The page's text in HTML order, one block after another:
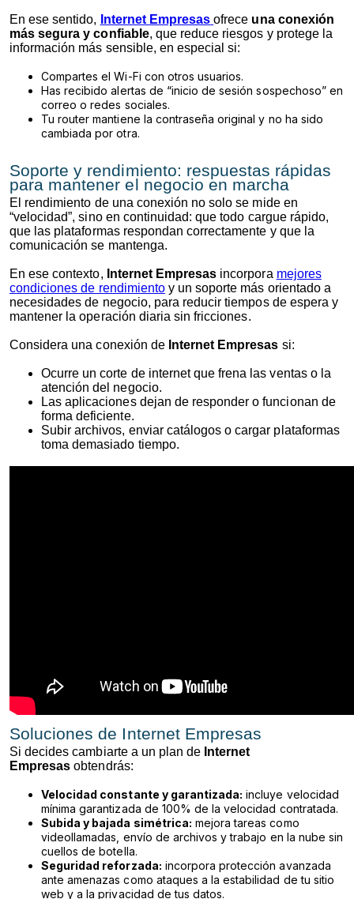
En ese sentido, Internet Empresas ofrece una conexión
más segura y confiable, que reduce riesgos y protege la
información más sensible, en especial si:
Compartes el Wi-Fi con otros usuarios.
Has recibido alertas de “inicio de sesión sospechoso” en
correo o redes sociales.
Tu router mantiene la contraseña original y no ha sido
cambiada por otra.
Soporte y rendimiento: respuestas rápidas
para mantener el negocio en marcha
El rendimiento de una conexión no solo se mide en
“velocidad”, sino en continuidad: que todo cargue rápido,
que las plataformas respondan correctamente y que la
comunicación se mantenga.
En ese contexto, Internet Empresas incorpora mejores
condiciones de rendimientoy un soporte más orientado a
necesidades de negocio, para reducir tiempos de espera y
mantener la operación diaria sin fricciones.
Considera una conexión de Internet Empresas si:
Ocurre un corte de internet que frena las ventas o la
atención del negocio.
Las aplicaciones dejan de responder o funcionan de
forma deficiente.
Subir archivos, enviar catálogos o cargar plataformas
toma demasiado tiempo.
Soluciones de Internet Empresas
Si decides cambiarte a un plan de Internet
Empresasobtendrás:
Velocidad constante y garantizada: incluye velocidad
mínima garantizada de 100% de la velocidad contratada.
Subida y bajada simétrica: mejora tareas como
videollamadas, envío de archivos y trabajo en la nube sin
cuellos de botella.
Seguridad reforzada: incorpora protección avanzada
ante amenazas como ataques a la estabilidad de tu sitio
web y a la privacidad de tus datos.